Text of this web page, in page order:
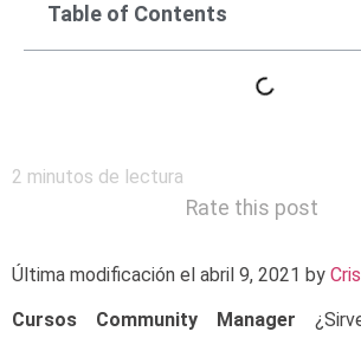
Table of Contents
2 minutos de lectura
Rate this post
Última modificación el abril 9, 2021 by
Cursos Community Manager